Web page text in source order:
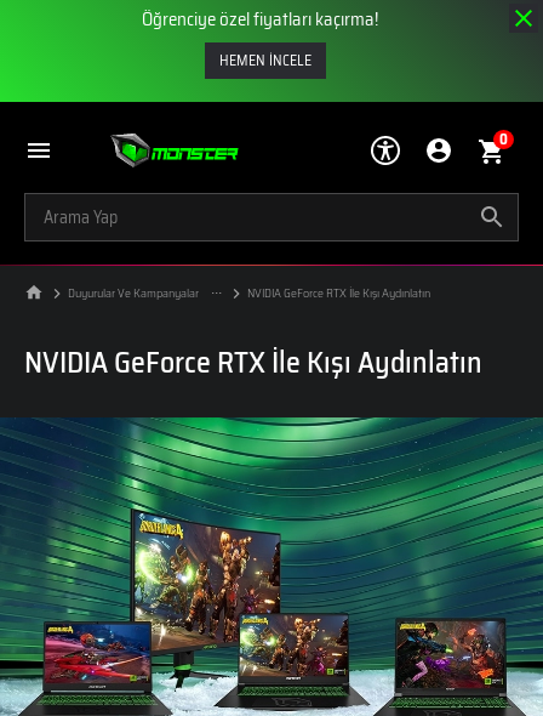
Öğrenciye özel fiyatları kaçırma!
HEMEN İNCELE
0
Duyurular Ve Kampanyalar NVIDIA GeForce RTX İle Kışı Aydınlatın
NVIDIA GeForce RTX İle Kışı Aydınlatın